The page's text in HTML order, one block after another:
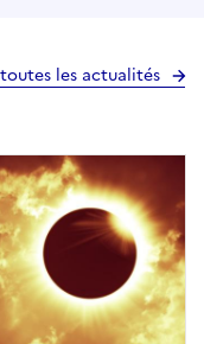
les actualités